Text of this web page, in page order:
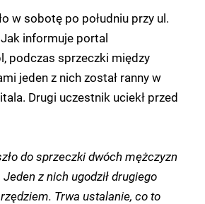
w sobotę po południu przy ul.
informuje portal
podczas sprzeczki między
jeden z nich został ranny w
Drugi uczestnik uciekł przed
do sprzeczki dwóch mężczyzn
z nich ugodził drugiego
Trwa ustalanie, co to